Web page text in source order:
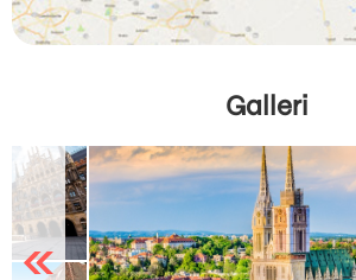
Galleri
Previous